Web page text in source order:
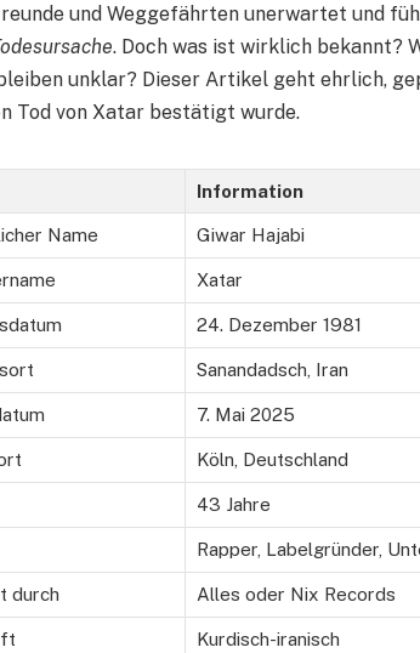
und Weggefährten unerwartet und
. Doch was ist wirklich bekannt?
unklar? Dieser Artikel geht ehrlich,
Tod von Xatar bestätigt wurde.
Information
Name Giwar Hajabi
Xatar
24. Dezember 1981
Sanandadsch, Iran
7. Mai 2025
Köln, Deutschland
43 Jahre
Rapper, Labelgründer,
durch Alles oder Nix Records
Kurdisch-iranisch